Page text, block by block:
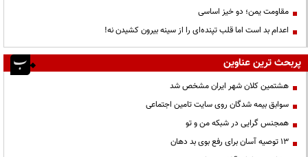
مقاومت یمن؛ دو خیز اساسی
اعدام بد است اما قلب تپنده‌ای را از سینه بیرون کشیدن نه!
پربحث ترین عناوین
هشتمین کلان شهر ایران مشخص شد
سوابق بیمه شدگان روی سایت تامین اجتماعی
همجنس گرایی در شبکه من و تو
13 توصیه آسان برای رفع بوی بد دهان